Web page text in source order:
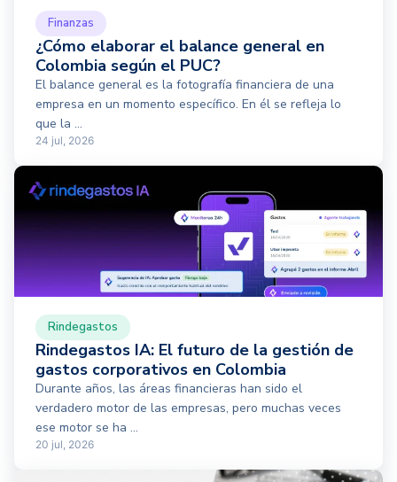
Finanzas
¿Cómo elaborar el balance general en
Colombia según el PUC?
El balance general es la fotografía financiera de una
empresa en un momento específico. En él se refleja lo
que la ...
24 jul, 2026
Rindegastos
Rindegastos IA: El futuro de la gestión de
gastos corporativos en Colombia
Durante años, las áreas financieras han sido el
verdadero motor de las empresas, pero muchas veces
ese motor se ha ...
20 jul, 2026